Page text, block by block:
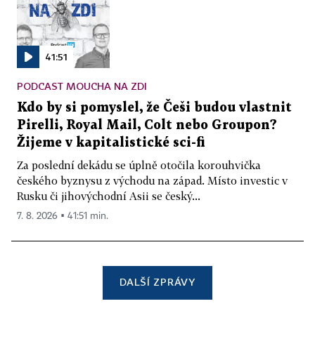
41:51
PODCAST MOUCHA NA ZDI
Kdo by si pomyslel, že Češi budou vlastnit
Pirelli, Royal Mail, Colt nebo Groupon?
Žijeme v kapitalistické sci-fi
Za poslední dekádu se úplně otočila korouhvička
českého byznysu z východu na západ. Místo investic v
Rusku či jihovýchodní Asii se český...
7. 8. 2026 ▪ 41:51 min.
DALŠÍ ZPRÁVY